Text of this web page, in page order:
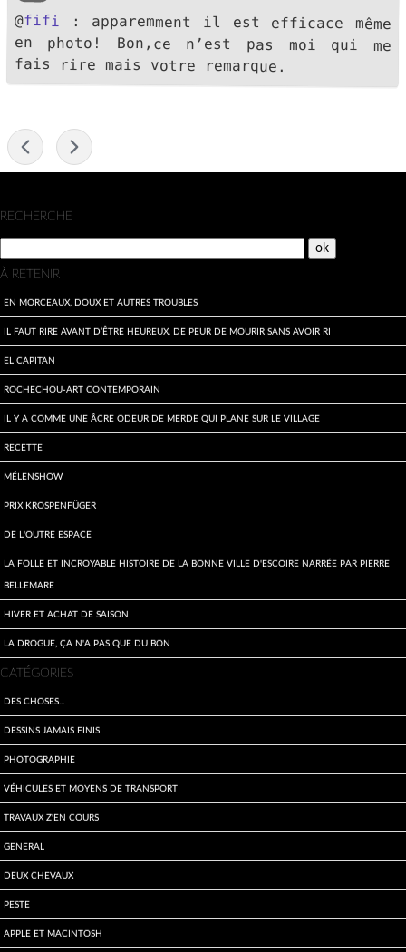
@fifi : apparemment il est efficace même
en photo! Bon,ce n’est pas moi qui me
fais rire mais votre remarque.
Menu
RECHERCHE
À RETENIR
En morceaux, doux et autres troubles
Il faut rire avant d’être heureux, de peur de mourir sans avoir ri
El Capitan
Rochechou-art contemporain
Il y a comme une âcre odeur de merde qui plane sur le village
Recette
Mélenshow
Prix Krospenfüger
De l'outre espace
La folle et incroyable histoire de la bonne ville d'Escoire narrée par Pierre
Bellemare
Hiver et achat de saison
La drogue, ça n'a pas que du bon
CATÉGORIES
Des choses...
Dessins jamais finis
Photographie
Véhicules et moyens de transport
travaux z'en cours
General
Deux Chevaux
Peste
Apple et Macintosh